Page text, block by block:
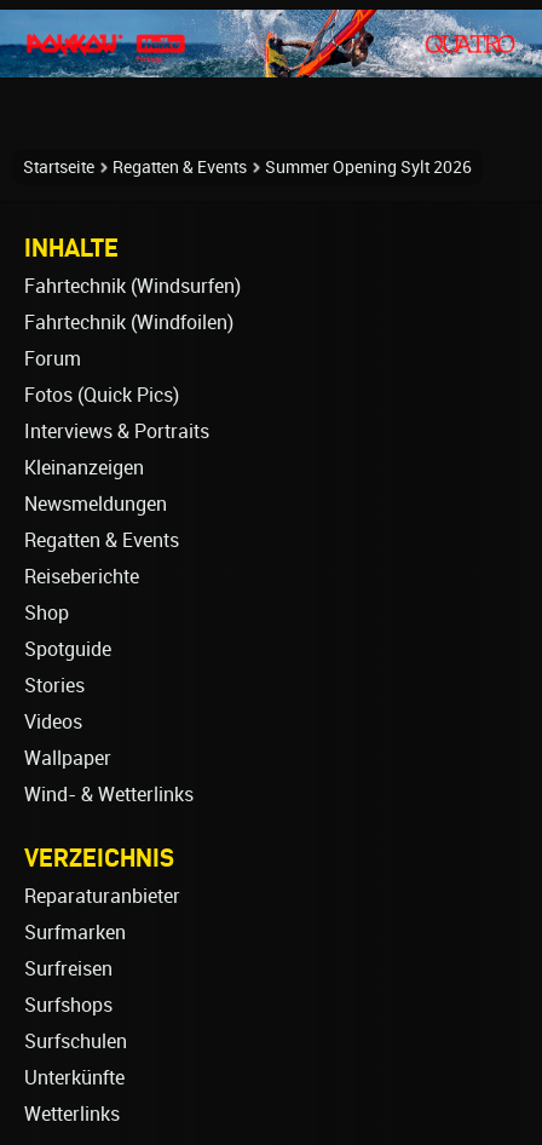
Startseite Regatten & Events Summer Opening Sylt 2026
INHALTE
Fahrtechnik (Windsurfen)
Fahrtechnik (Windfoilen)
Forum
Fotos (Quick Pics)
Interviews & Portraits
Kleinanzeigen
Newsmeldungen
Regatten & Events
Reiseberichte
Shop
Spotguide
Stories
Videos
Wallpaper
Wind- & Wetterlinks
VERZEICHNIS
Reparaturanbieter
Surfmarken
Surfreisen
Surfshops
Surfschulen
Unterkünfte
Wetterlinks